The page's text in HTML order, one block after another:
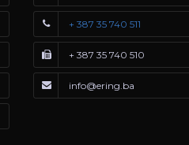
+ 387 35 740 511
+ 387 35 740 510
info@ering.ba